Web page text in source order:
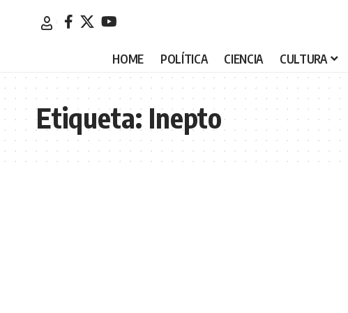
HOME POLÍTICA CIENCIA CULTURA
Etiqueta: Inepto